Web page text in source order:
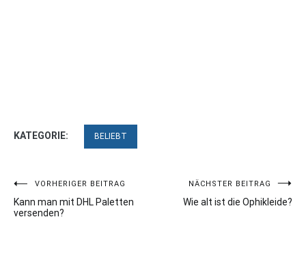
KATEGORIE: BELIEBT
Beitragsnavigation
VORHERIGER BEITRAG
Kann man mit DHL Paletten
versenden?
NÄCHSTER BEITRAG
Wie alt ist die Ophikleide?